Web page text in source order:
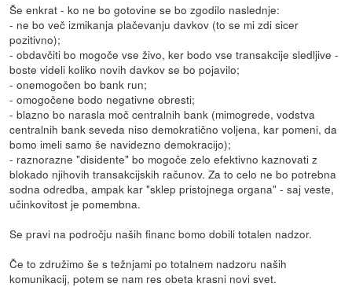
Še enkrat - ko ne bo gotovine se bo zgodilo naslednje:
- ne bo več izmikanja plačevanju davkov (to se mi zdi sicer
pozitivno);
- obdavčiti bo mogoče vse živo, ker bodo vse transakcije sledljive -
boste videli koliko novih davkov se bo pojavilo;
- onemogočen bo bank run;
- omogočene bodo negativne obresti;
- blazno bo narasla moč centralnih bank (mimogrede, vodstva
centralnih bank seveda niso demokratično voljena, kar pomeni, da
bomo imeli samo še navidezno demokracijo);
- raznorazne "disidente" bo mogoče zelo efektivno kaznovati z
blokado njihovih transakcijskih računov. Za to celo ne bo potrebna
sodna odredba, ampak kar "sklep pristojnega organa" - saj veste,
učinkovitost je pomembna.
Se pravi na področju naših financ bomo dobili totalen nadzor.
Če to združimo še s težnjami po totalnem nadzoru naših
komunikacij, potem se nam res obeta krasni novi svet.